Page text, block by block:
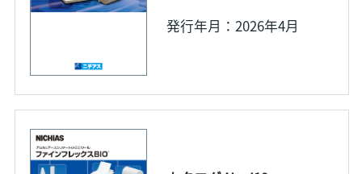
発行年月：2026年4月